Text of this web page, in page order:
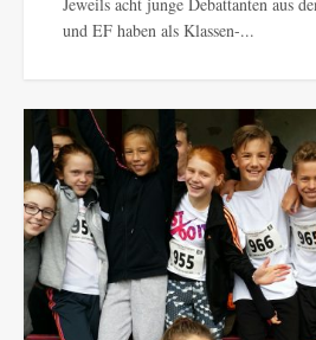
und EF haben als Klassen-...